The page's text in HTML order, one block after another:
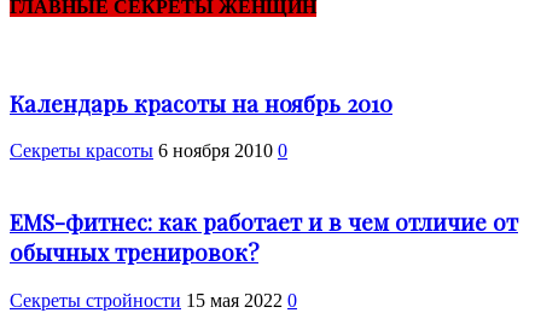
ГЛАВНЫЕ СЕКРЕТЫ ЖЕНЩИН
Календарь красоты на ноябрь 2010
Секреты красоты 6 ноября 2010 0
EMS-фитнес: как работает и в чем отличие от
обычных тренировок?
Секреты стройности 15 мая 2022 0